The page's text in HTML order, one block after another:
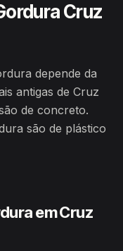
Cruz
depende da
antigas de Cruz
de concreto.
são de plástico
em Cruz